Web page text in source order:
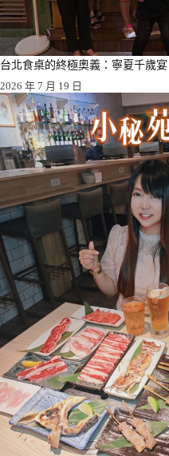
台北食桌的終極奧義：寧夏千歲宴
2026 年 7 月 19 日